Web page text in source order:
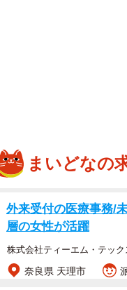
まいどなの
外来受付の医療事務/
層の女性が活躍
株式会社ティーエム・テック
奈良県 天理市